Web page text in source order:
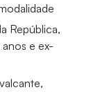
República,
e ex-